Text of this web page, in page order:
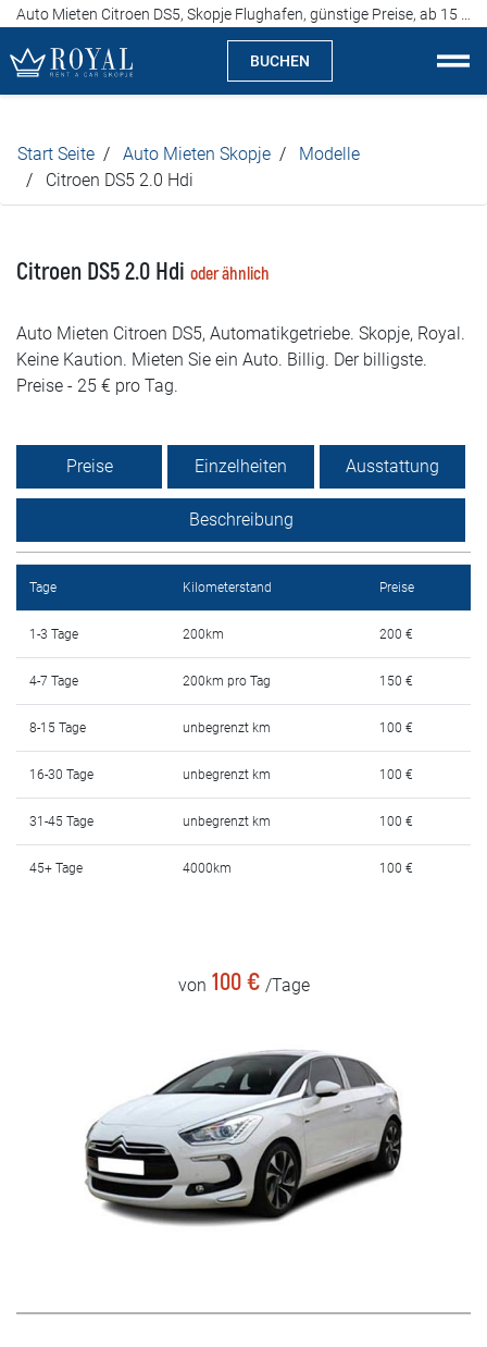
BUCHEN
Über uns
Spezialitäten
Standorte
Auto Mieten
Preise
Mietbedingungen
Haufig gestellte fragen
Blog
Kontakt
MАКЕДОНСКИ
ENGLISH
DEUTSCH
Start Seite Auto Mieten Skopje
Modelle
Citroen DS5 2.0 Hdi
Citroen DS5 2.0 Hdi oder ähnlich
Auto Mieten Citroen DS5, Automatikgetriebe. Skopje, Royal.
Keine Kaution. Mieten Sie ein Auto. Billig. Der billigste.
Preise - 25 € pro Tag.
Preise Einzelheiten Ausstattung
Beschreibung
Tage Kilometerstand Preise
1-3 Tage 200km 200 €
4-7 Tage 200km pro Tag 150 €
8-15 Tage unbegrenzt km 100 €
16-30 Tage unbegrenzt km 100 €
31-45 Tage unbegrenzt km 100 €
45+ Tage 4000km 100 €
von 100 € /Tage